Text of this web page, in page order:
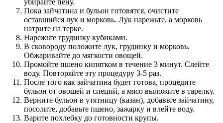
убирайте пену.
Пока зайчатина и бульон готовятся, очистите
оставшийся лук и морковь. Лук нарежьте, а морковь
натрите на терке.
Нарежьте грудинку кубиками.
В сковороду положите лук, грудинку и морковь.
Обжаривайте до мягкости овощей.
Промойте пшено кипятком в течение 3 минут. Слейте
воду. Повторяйте эту процедуру 3-5 раз.
После того как зайчатина будет готова, процедите
бульон от овощей и специй, а мясо выложите в тарелку.
Верните бульон в утятницу (казан), добавьте зайчатину,
посолите, добавьте пшено, зажарку и влейте воду.
Варите похлебку до готовности крупы.